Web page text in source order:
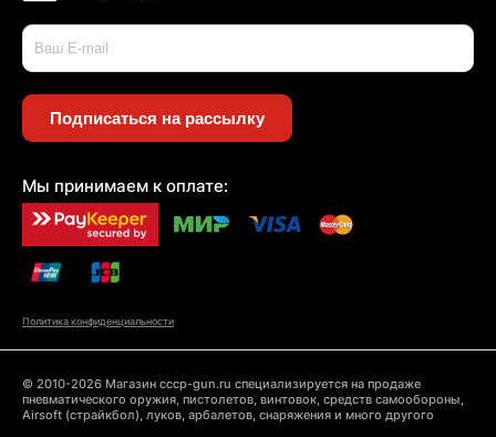
Подписаться на рассылку
Мы принимаем к оплате:
Политика конфиденциальности
© 2010-2026 Магазин cccp-gun.ru специализируется на продаже
пневматического оружия, пистолетов, винтовок, средств самообороны,
Airsoft (страйкбол), луков, арбалетов, снаряжения и много другого